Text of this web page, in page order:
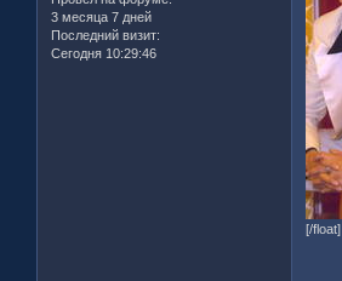
3 месяца 7 дней
Последний визит:
Сегодня 10:29:46
[/float]